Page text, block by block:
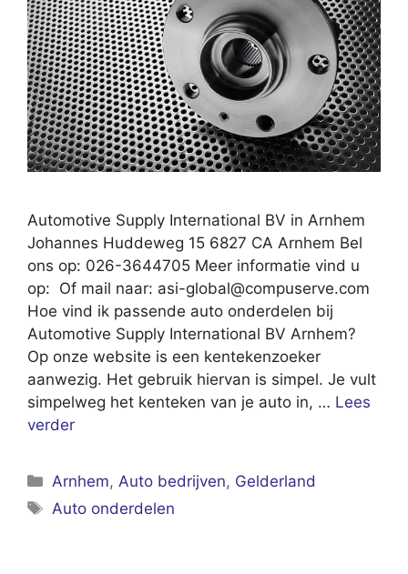
Automotive Supply International BV in Arnhem
Johannes Huddeweg 15 6827 CA Arnhem Bel
ons op: 026-3644705 Meer informatie vind u
op: Of mail naar: asi-global@compuserve.com
Hoe vind ik passende auto onderdelen bij
Automotive Supply International BV Arnhem?
Op onze website is een kentekenzoeker
aanwezig. Het gebruik hiervan is simpel. Je vult
simpelweg het kenteken van je auto in, … Lees
verder
Categorieën
Arnhem, Auto bedrijven, Gelderland
Tags
Auto onderdelen